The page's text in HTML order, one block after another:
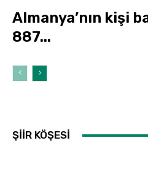
Almanya’nın kişi
887...
ŞİİR KÖŞESİ